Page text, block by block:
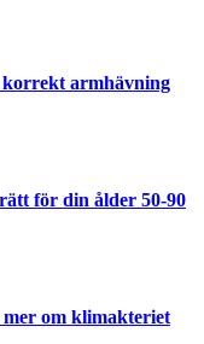
armhävning
för din ålder 50-90
om klimakteriet